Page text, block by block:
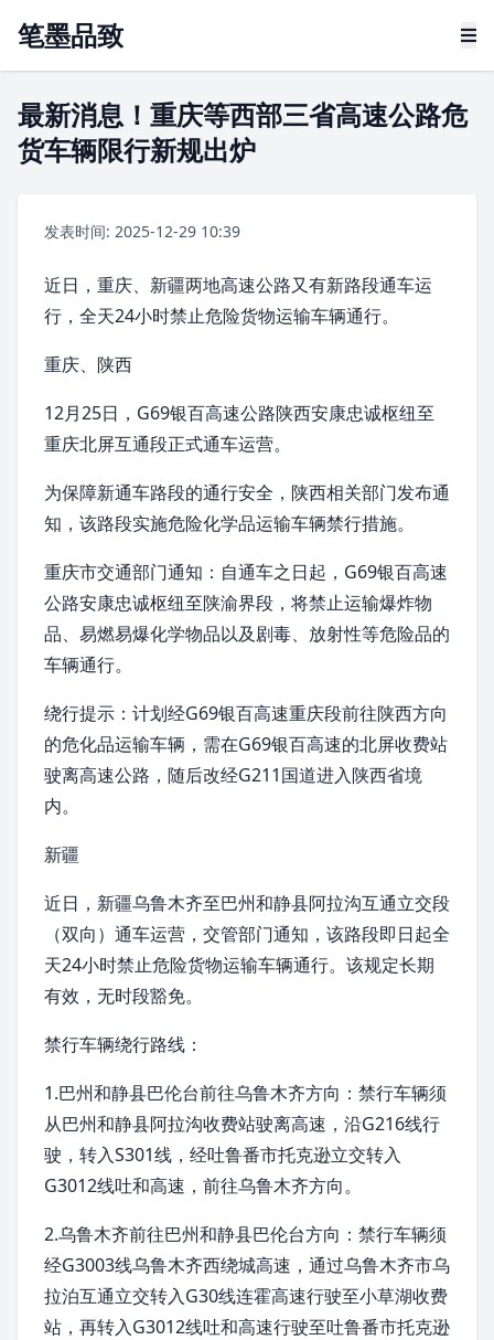
笔墨品致
最新消息！重庆等西部三省高速公路危
货车辆限行新规出炉
发表时间: 2025-12-29 10:39
近日， 重庆、新疆两地高速公路又有新路段通车运
行，全天24小时禁止危险货物运输车辆通行。
重庆、 陕西
12月25日，G69银百高速公路陕西安康忠诚枢纽至
重庆北屏互通段正式通车运营。
为保障新通车路段的通行安全，陕西相关部门发布通
知，该路段实施危险化学品运输车辆禁行措施。
重庆市交通部门通知：自通车之日起，G69银百高速
公路安康忠诚枢纽至陕渝界段，将禁止运输爆炸物
品、易燃易爆化学物品以及剧毒、 放射性等危险品的
车辆通行。
绕行提示：计划经G69银百高速重庆段前往陕西方向
的危化品运输车辆，需在G69银百高速的北屏收费站
驶离高速公路，随后改经G211国道进入陕西省境
内。
新疆
近日， 新疆乌鲁木齐至巴州和静县阿拉沟互通立交段
（双向）通车运营，交管部门通知，该路段即日起全
天24小时禁止危险货物运输车辆通行。该规定长期
有效，无时段豁免。
禁行车辆绕行路线：
1.巴州和静县巴伦台前往乌鲁木齐方向：禁行车辆须
从巴州和静县阿拉沟收费站驶离高速，沿G216线行
驶，转入S301线，经吐鲁番市托克逊立交转入
G3012线吐和高速 ，前往乌鲁木齐方向。
2.乌鲁木齐前往巴州和静县巴伦台方向：禁行车辆须
经G3003线乌鲁木齐西绕城高速，通过乌鲁木齐市乌
拉泊互通立交转入G30线连霍高速行驶至小草湖收费
站，再转入G3012线吐和高速行驶至吐鲁番市托克逊